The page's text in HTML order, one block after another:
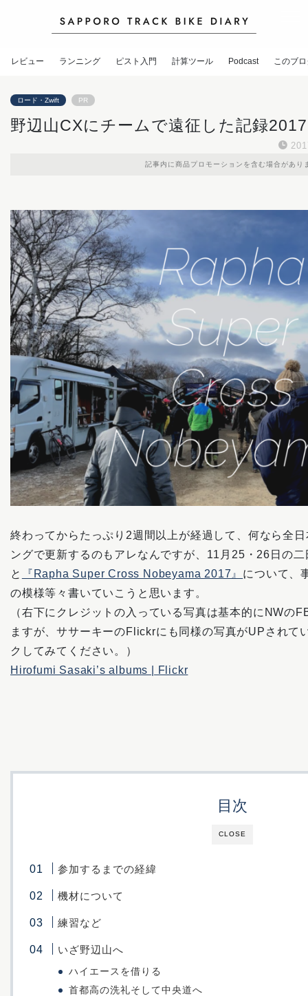
レビュー ランニング ピスト入門 計算ツール Podcast このブ
ロード・Zwift PR
野辺山CXにチームで遠征した記録2017
記事内に商品プロモーションを含む場合があり
終わってからたっぷり2週間以上が経過して、何なら全
ングで更新するのもアレなんですが、11月25・26日の
と
『Rapha Super Cross Nobeyama 2017』 について、
の模様等々書いていこうと思います。
（右下にクレジットの入っている写真は基本的にNWの
ますが、ササーキーのFlickrにも同様の写真がUPされて
クしてみてください。）
Hirofumi Sasaki’s albums | Flickr
CLOSE
目次
参加するまでの経緯
機材について
練習など
いざ野辺山へ
ハイエースを借りる
首都高の洗礼そして中央道へ